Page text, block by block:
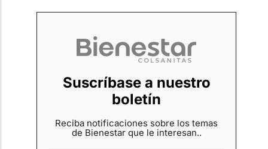
Suscríbase a nuestro
boletín
Reciba notificaciones sobre los temas
de Bienestar que le interesan..